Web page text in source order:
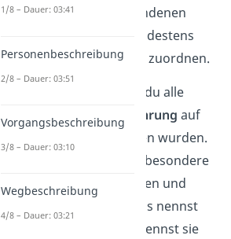
Textsorte,die aus erfundenen
Elementen besteht, mindestens
einer dieser Kategorien zuordnen.
Zu der Dramatik zählst du alle
Texte, die für die
Aufführung auf
einer Bühne geschrieben wurden.
Daraus ergibt sich ihre besondere
Form. Sie sind in Dialogen und
Monologen verfasst, das nennst
. Du erkennst sie
1/8 – Dauer: 03:41
Personenbeschreibung
2/8 – Dauer: 03:51
Vorgangsbeschreibung
3/8 – Dauer: 03:10
Wegbeschreibung
4/8 – Dauer: 03:21